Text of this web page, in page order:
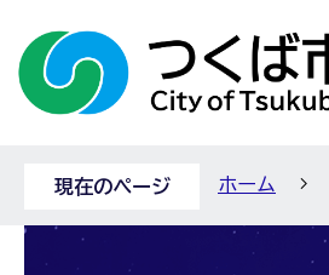
現在のページ ホーム